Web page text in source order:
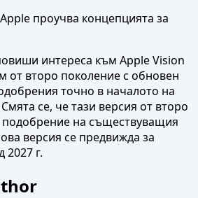
проучва концепцията за
интереса към Apple Vision
от второ поколение с обновен
точно в началото на
се, че тази версия от второ
на съществуващия
версия се предвижда за
2027 г.